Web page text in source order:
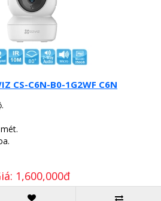
CS-C6N-B0-1G2WF C6N
1,600,000đ